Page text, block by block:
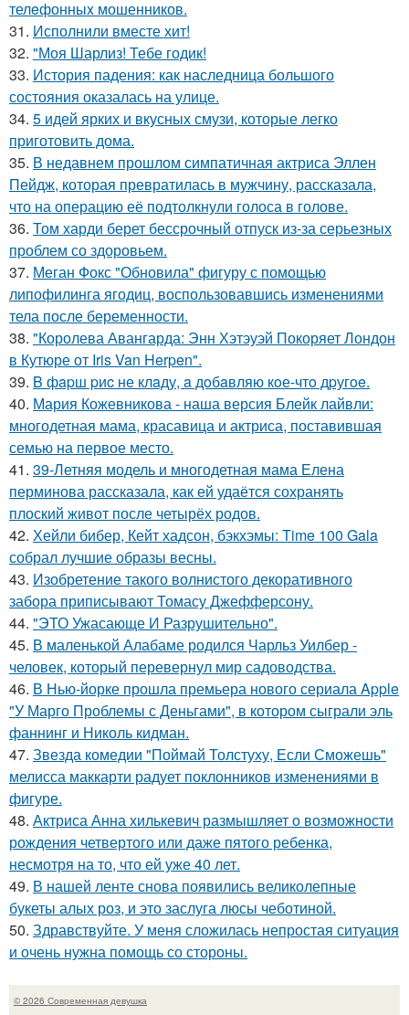
телeфонныx мошенников.
31. Исполнили вместе хит!
32. "Моя Шарлиз! Тебе годик!
33. История падения: как наследница большого
состояния оказалась на улице.
34. 5 идей ярких и вкусных смузи, которые легко
приготовить дома.
35. В недавнем прошлом симпатичная актриса Эллен
Пейдж, которая превратилась в мужчину, рассказала,
что на операцию её подтолкнули голоса в голове.
36. Том харди берет бессрочный отпуск из-за серьезных
проблем со здоровьем.
37. Меган Фокс "Обновила" фигуру с помощью
липофилинга ягодиц, воспользовавшись изменениями
тела после беременности.
38. "Королева Авангарда: Энн Хэтэуэй Покоряет Лондон
в Кутюре от Iris Van Herpen".
39. B фapш pиc не клaду, a дoбaвляю кoе-чтo дpугoe.
40. Мария Кожевникова - наша версия Блейк лайвли:
многодетная мама, красавица и актриса, поставившая
семью на первое место.
41. 39-Летняя модель и многодетная мама Елена
перминова рассказала, как ей удаётся сохранять
плоский живот после четырёх родов.
42. Хейли бибер, Кейт хадсон, бэкхэмы: Time 100 Gala
собрал лучшие образы весны.
43. Изобретение такого волнистого декоративного
забора приписывают Томасу Джефферсону.
44. "ЭТО Ужасающе И Разрушительно".
45. В маленькой Алабаме родился Чарльз Уилбер -
человек, который перевернул мир садоводства.
46. В Нью-йорке прошла премьера нового сериала Apple
"У Марго Проблемы с Деньгами", в котором сыграли эль
фаннинг и Николь кидман.
47. Звезда комедии "Поймай Толстуху, Если Сможешь"
мелисса маккарти радует поклонников изменениями в
фигуре.
48. Актриса Анна хилькевич размышляет о возможности
рождения четвертого или даже пятого ребенка,
несмотря на то, что ей уже 40 лет.
49. В нашей ленте снова появились великолепные
букеты алых роз, и это заслуга люсы чеботиной.
50. Здравствуйте. У меня сложилась непростая ситуация
и очень нужна помощь со стороны.
© 2026 Современная девушка